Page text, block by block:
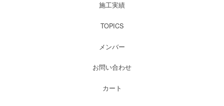
施工実績
TOPICS
メンバー
お問い合わせ
カート